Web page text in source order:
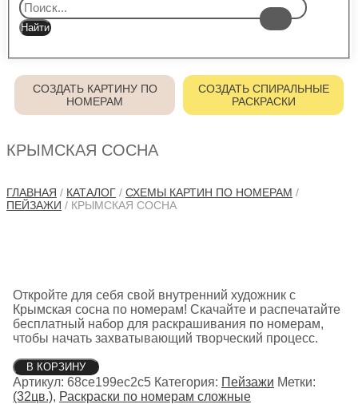
СОЗДАТЬ КАРТИНУ ПО
НОМЕРАМ
СОЗДАТЬ СПИРАЛЬНЫЕ
РАСКРАСКИ
КРЫМСКАЯ СОСНА
ГЛАВНАЯ / КАТАЛОГ / СХЕМЫ КАРТИН ПО НОМЕРАМ /
ПЕЙЗАЖИ / КРЫМСКАЯ СОСНА
Откройте для себя свой внутренний художник с
Крымская сосна по номерам! Скачайте и распечатайте
бесплатный набор для раскрашивания по номерам,
чтобы начать захватывающий творческий процесс.
Количество
товара
Крымская
сосна
В КОРЗИНУ
Артикул: 68ce199ec2c5 Категория: Пейзажи Метки:
(32цв.), Раскраски по номерам сложные